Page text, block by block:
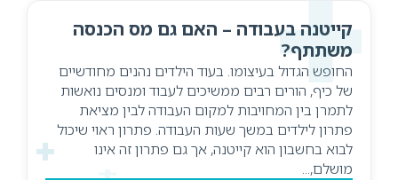
קייטנה בעבודה – האם גם מס הכנסה
משתתף?
החופש הגדול בעיצומו. בעוד הילדים נהנים מחודשיים
של כיף, הורים רבים ממשיכים לעבוד ומנסים נואשות
לתמרן בין המחויבות למקום העבודה לבין מציאת
פתרון לילדים במשך שעות העבודה. פתרון ראוי שיכול
לבוא בחשבון הוא קייטנה, אך גם פתרון זה אינו
מושלם,...